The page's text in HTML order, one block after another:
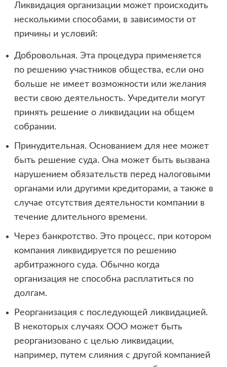
Ликвидация организации может происходить
несколькими способами, в зависимости от
причины и условий:
Добровольная. Эта процедура применяется
по решению участников общества, если оно
больше не имеет возможности или желания
вести свою деятельность. Учредители могут
принять решение о ликвидации на общем
собрании.
Принудительная. Основанием для нее может
быть решение суда. Она может быть вызвана
нарушением обязательств перед налоговыми
органами или другими кредиторами, а также в
случае отсутствия деятельности компании в
течение длительного времени.
Через банкротство. Это процесс, при котором
компания ликвидируется по решению
арбитражного суда. Обычно когда
организация не способна расплатиться по
долгам.
Реорганизация с последующей ликвидацией.
В некоторых случаях ООО может быть
реорганизовано с целью ликвидации,
например, путем слияния с другой компанией